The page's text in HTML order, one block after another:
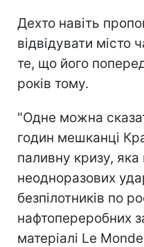
Дехто навіть
відвідувати місто
те, що його
років тому.
"Одне можна
годин мешканці
паливну кризу, яка
неодноразових
безпілотників по
нафтопереробних
матеріалі Le